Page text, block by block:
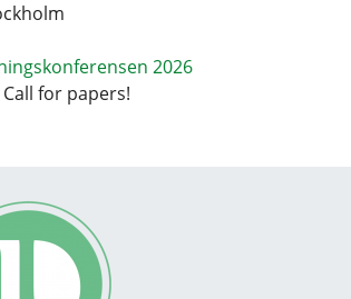
2026
for papers!